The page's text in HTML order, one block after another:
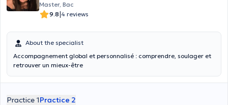
Master, Bac
9.8|4 reviews
About the specialist
Accompagnement global et personnalisé : comprendre, soulager et
retrouver un mieux-être
Practice 1Practice 2